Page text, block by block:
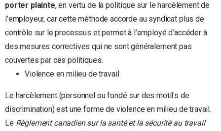
porter plainte, en vertu de la politique sur le harcèlement de
l’employeur, car cette méthode accorde au syndicat plus de
contrôle sur le processus et permet à l’employé d’accéder à
des mesures correctives qui ne sont généralement pas
couvertes par ces politiques.
Violence en milieu de travail
Le harcèlement (personnel ou fondé sur des motifs de
discrimination) est une forme de violence en milieu de travail.
Le Règlement canadien sur la santé et la sécurité au travail